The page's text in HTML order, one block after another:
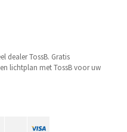
dealer TossB. Gratis
lichtplan met TossB voor uw